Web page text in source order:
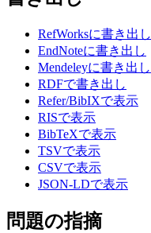
RefWorksに書き出し
EndNoteに書き出し
Mendeleyに書き出し
RDFで書き出し
Refer/BibIXで表示
RISで表示
BibTeXで表示
TSVで表示
CSVで表示
JSON-LDで表示
問題の指摘